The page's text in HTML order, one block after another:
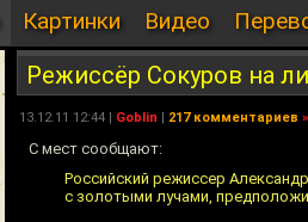
Картинки Видео
Режиссёр Сокуров на
13.12.11 12:44 | Goblin | 217 комментариев »
С мест сообщают:
Российский режиссер
с золотыми лучами,